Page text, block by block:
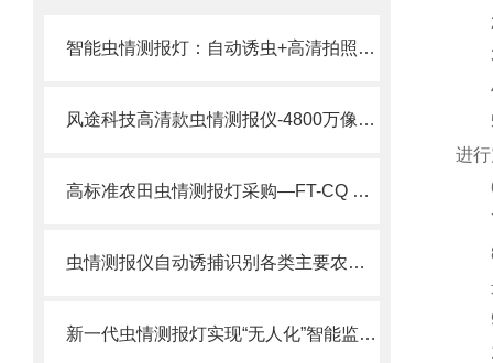
智能虫情测报灯：自动诱虫+高清拍照+AI识别+云端预警，从此告别肉眼数虫
风途科技高清款虫情测报仪-4800万像素超清成像，虫体细节分毫毕现。
高标准农田虫情测报灯采购—FT-CQ 全型号自动清扫、雨水分离、远红外杀虫。
虫情测报仪自动诱捕识别各类主要农业害虫;适配全品类农作物虫害监测.
新一代虫情测报灯实现“无人化”智能监测——4800万像素虫情测报仪。
2.
3.
4.
5.
进
6.
7.
8.
远
9.